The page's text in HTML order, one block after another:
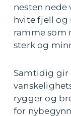
nesten nede
hvite fjell og
ramme som
sterk og
Samtidig gir
rygger og
for